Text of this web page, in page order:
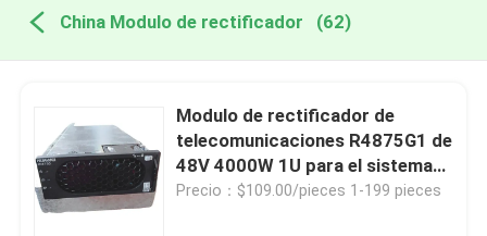
China Modulo de rectificador (62)
Modulo de rectificador de
telecomunicaciones R4875G1 de
48V 4000W 1U para el sistema
de energía de Huawei
Precio：$109.00/pieces 1-199 pieces